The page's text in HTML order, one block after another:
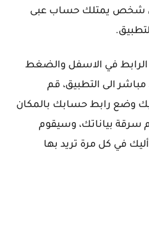
شخص يمتلك حساب عبى
الرابط في الاسفل والضغط
الى التطبيق، قم
وضع رابط حسابك بالمكان
سرقة بياناتك، وسيقوم
في كل مرة تريد بها